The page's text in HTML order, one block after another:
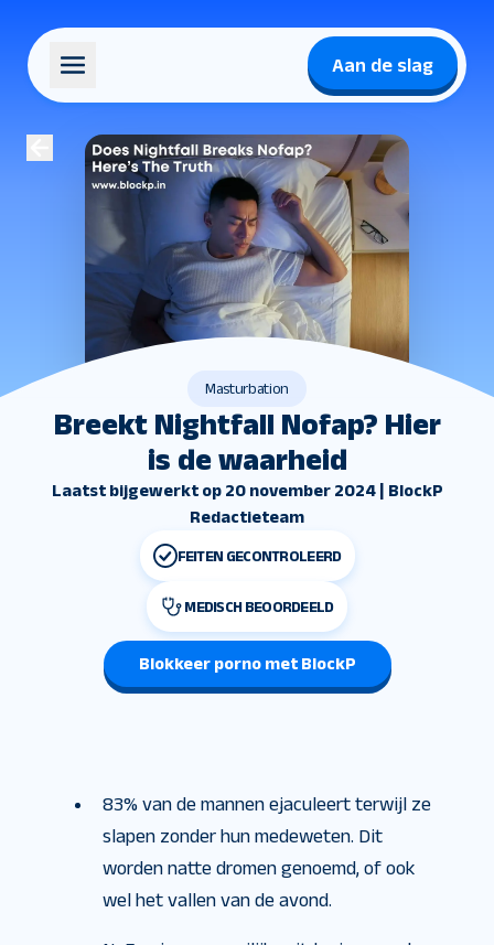
Aan de slag
Masturbation
Breekt Nightfall Nofap? Hier
is de waarheid
Laatst bijgewerkt op 20 november 2024 | BlockP
Redactieteam
FEITEN GECONTROLEERD
MEDISCH BEOORDEELD
Blokkeer porno met BlockP
83% van de mannen ejaculeert terwijl ze
slapen zonder hun medeweten. Dit
worden natte dromen genoemd, of ook
wel het vallen van de avond.